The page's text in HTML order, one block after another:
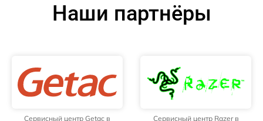
Наши партнёры
Сервисный центр Getac в
Сервисный центр Razer в